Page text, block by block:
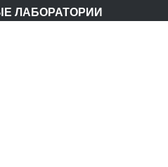
ЛАБОРАТОРИИ